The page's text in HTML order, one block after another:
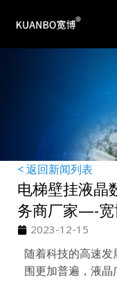
< 返回新闻列表
电梯壁挂液晶
务商厂家—-宽
2023-12-15
随着科技的高速
围更加普遍，液晶